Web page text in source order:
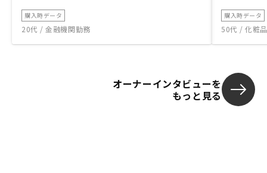
購入時データ
20代 / 金融機関勤務
購入時データ
50代 / 化粧
オーナーインタビューを
もっと見る